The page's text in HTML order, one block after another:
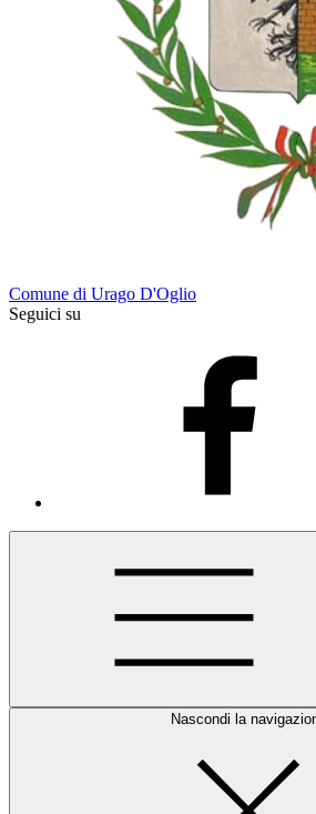
Comune di Urago D'Oglio
Seguici su
Nascondi la